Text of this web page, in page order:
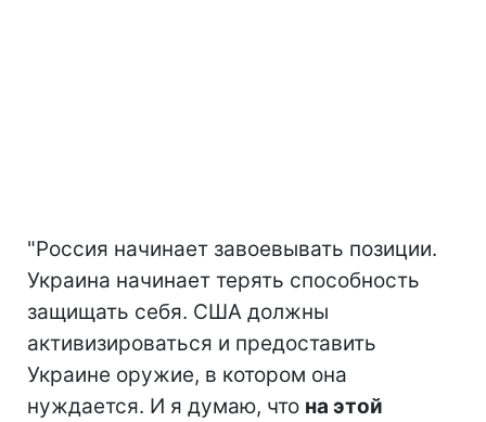
"Россия начинает завоевывать позиции.
Украина начинает терять способность
защищать себя. США должны
активизироваться и предоставить
Украине оружие, в котором она
нуждается. И я думаю, что на этой